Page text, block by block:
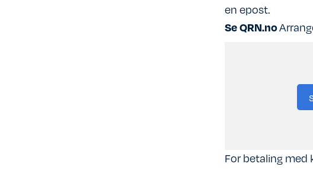
en epost.
Se QRN.no
For betaling med